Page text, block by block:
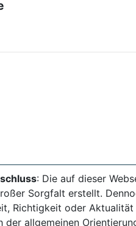
: Die auf dieser
Sorgfalt erstellt.
Richtigkeit oder
der allgemeinen